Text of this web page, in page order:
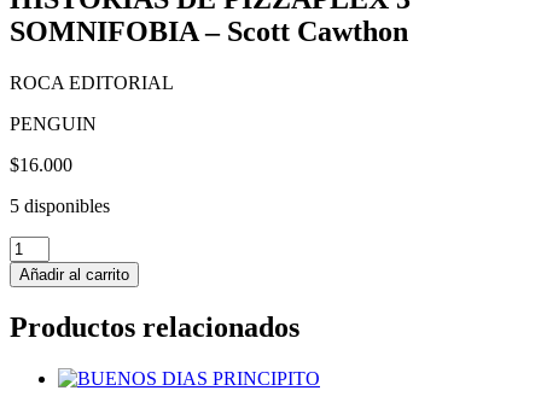
SOMNIFOBIA – Scott Cawthon
ROCA EDITORIAL
PENGUIN
$16.000
5 disponibles
FIVE
NIGHTS
AT
HISTORIAS
PIZZAPLEX
Añadir al carrito
Productos relacionados